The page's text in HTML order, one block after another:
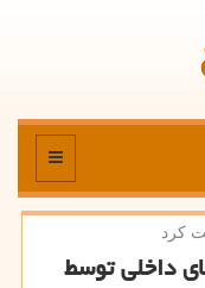
منو
كرد
های داخلی توسط